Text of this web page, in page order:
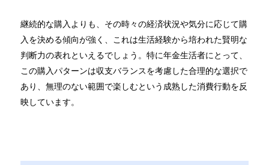
継続的な購入よりも、その時々の経済状況や気分に応じて購
入を決める傾向が強く、これは生活経験から培われた賢明な
判断力の表れといえるでしょう。特に年金生活者にとって、
この購入パターンは収支バランスを考慮した合理的な選択で
あり、無理のない範囲で楽しむという成熟した消費行動を反
映しています。